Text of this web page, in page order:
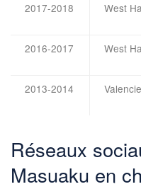
2017-2018
West
2016-2017
West
2013-2014
Réseaux
Masuaku en